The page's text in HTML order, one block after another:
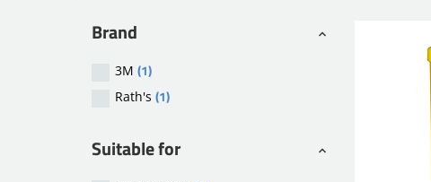
Brand
3M (1)
Rath's (1)
Suitable for